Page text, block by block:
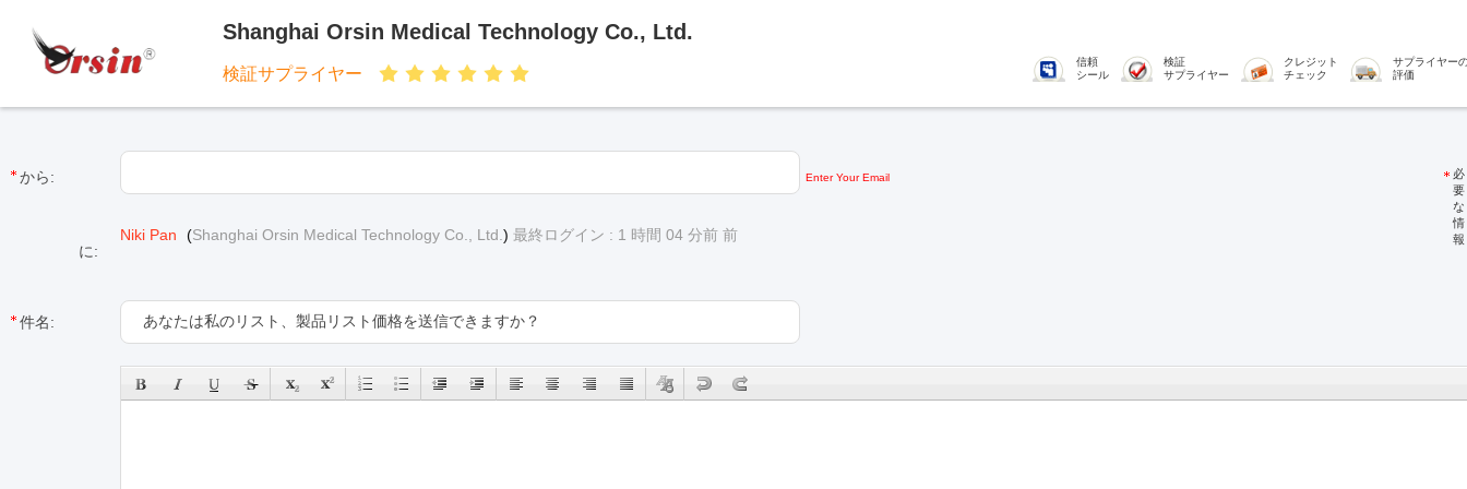
Shanghai Orsin Medical Technology Co., Ltd.
検証サプライヤー
信頼
シール
検証
サプライヤー
クレジット
チェック
サプライヤー
評価
から: Enter Your Email
必
要
な
情
報
に:
Niki Pan (Shanghai Orsin Medical Technology Co., Ltd. ) 最終ログイン : 1 時間 04 分前 前
件名: